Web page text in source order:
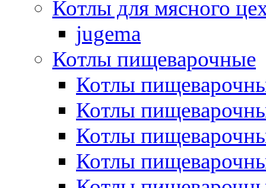
Котлы для мясного
jugema
Котлы пищеварочные
Котлы
Котлы
Котлы
Котлы